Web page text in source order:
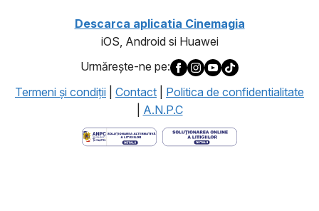
Descarca aplicatia Cinemagia
iOS, Android si Huawei
Urmăreşte-ne pe:
Termeni şi condiţii
Contact
Politica de confidentialitate
A.N.P.C